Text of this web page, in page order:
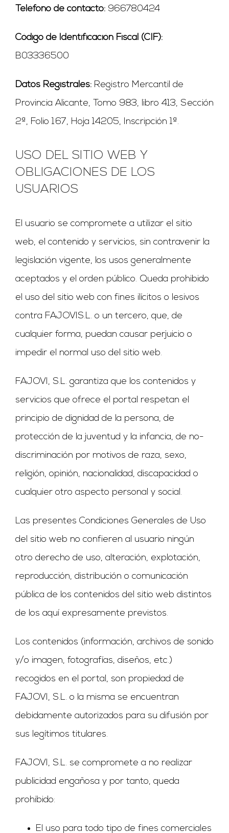
Teléfono de contacto: 966780424
Código de Identificación Fiscal (CIF):
B03336500
Datos Registrales: Registro Mercantil de
Provincia Alicante, Tomo 983, libro 413, Sección
2ª, Folio 167, Hoja 14205, Inscripción 1ª.
USO DEL SITIO WEB Y
OBLIGACIONES DE LOS
USUARIOS
El usuario se compromete a utilizar el sitio
web, el contenido y servicios, sin contravenir la
legislación vigente, los usos generalmente
aceptados y el orden público. Queda prohibido
el uso del sitio web con fines ilícitos o lesivos
contra FAJOVIS.L. o un tercero, que, de
cualquier forma, puedan causar perjuicio o
impedir el normal uso del sitio web.
FAJOVI, S.L. garantiza que los contenidos y
servicios que ofrece el portal respetan el
principio de dignidad de la persona, de
protección de la juventud y la infancia, de no-
discriminación por motivos de raza, sexo,
religión, opinión, nacionalidad, discapacidad o
cualquier otro aspecto personal y social.
Las presentes Condiciones Generales de Uso
del sitio web no confieren al usuario ningún
otro derecho de uso, alteración, explotación,
reproducción, distribución o comunicación
pública de los contenidos del sitio web distintos
de los aquí expresamente previstos.
Los contenidos (información, archivos de sonido
y/o imagen, fotografías, diseños, etc.)
recogidos en el portal, son propiedad de
FAJOVI, S.L. o la misma se encuentran
debidamente autorizados para su difusión por
sus legítimos titulares.
FAJOVI, S.L. se compromete a no realizar
publicidad engañosa y por tanto, queda
prohibido:
El uso para todo tipo de fines comerciales